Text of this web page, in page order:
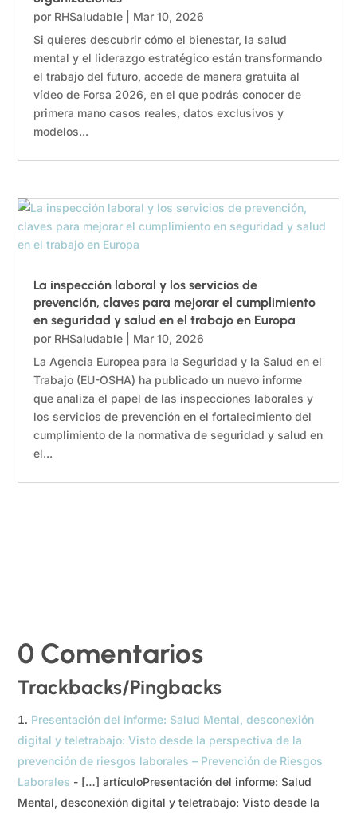
por RHSaludable
Mar 10, 2026
Si quieres descubrir cómo el bienestar, la salud
mental y el liderazgo estratégico están transformando
el trabajo del futuro, accede de manera gratuita al
vídeo de Forsa 2026, en el que podrás conocer de
primera mano casos reales, datos exclusivos y
modelos...
La inspección laboral y los servicios de
prevención, claves para mejorar el cumplimiento
en seguridad y salud en el trabajo en Europa
por RHSaludable
Mar 10, 2026
La Agencia Europea para la Seguridad y la Salud en el
Trabajo (EU-OSHA) ha publicado un nuevo informe
que analiza el papel de las inspecciones laborales y
los servicios de prevención en el fortalecimiento del
cumplimiento de la normativa de seguridad y salud en
el...
0 Comentarios
Trackbacks/Pingbacks
Presentación del informe: Salud Mental, desconexión
digital y teletrabajo: Visto desde la perspectiva de la
prevención de riesgos laborales – Prevención de Riesgos
Laborales - […] artículoPresentación del informe: Salud
Mental, desconexión digital y teletrabajo: Visto desde la